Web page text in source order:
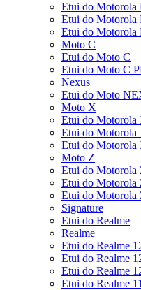
Etui do Motorola
Etui do Motorola
Etui do Motorola
Moto C
Etui do Moto C
Etui do Moto C
Nexus
Etui do Moto
Moto X
Etui do Motorola
Etui do
Etui do
Moto Z
Etui do
Etui do
Etui do
Signature
Etui do Realme
Realme
Etui do Realme
Etui do Realme
Etui do Realme
Etui do Realme